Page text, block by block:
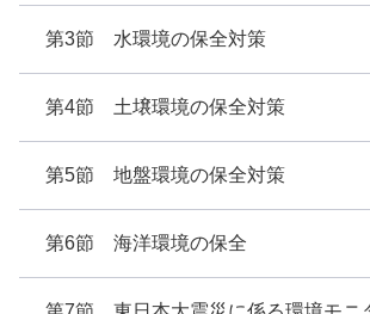
第3節 水環境の保全対策
第4節 土壌環境の保全対策
第5節 地盤環境の保全対策
第6節 海洋環境の保全